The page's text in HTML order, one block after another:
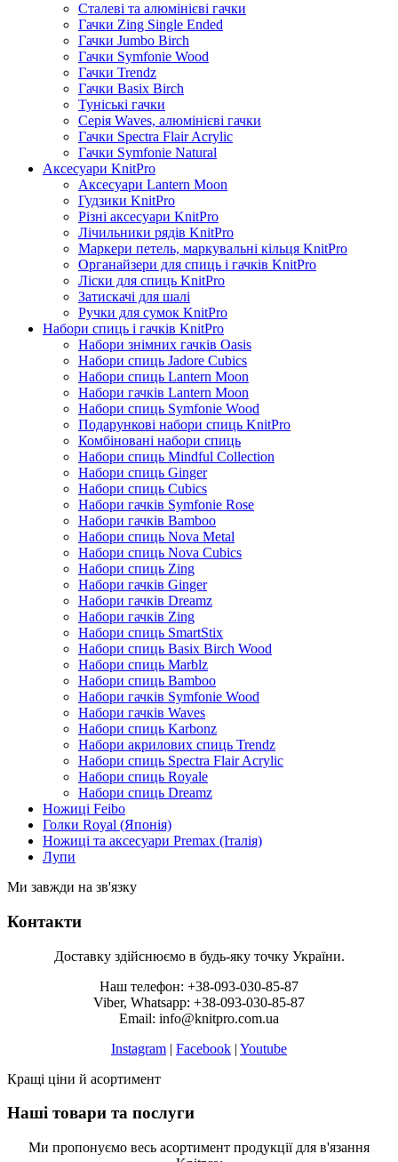
Сталеві та алюмінієві гачки
Гачки Zing Single Ended
Гачки Jumbo Birch
Гачки Symfonie Wood
Гачки Trendz
Гачки Basix Birch
Туніські гачки
Серія Waves, алюмінієві гачки
Гачки Spectra Flair Acrylic
Гачки Symfonie Natural
Аксесуари KnitPro
Аксесуари Lantern Moon
Гудзики KnitPro
Різні аксесуари KnitPro
Лічильники рядів KnitPro
Маркери петель, маркувальні кільця KnitPro
Органайзери для спиць і гачків KnitPro
Ліски для спиць KnitPro
Затискачі для шалі
Ручки для сумок KnitPro
Набори спиць і гачків KnitPro
Набори знімних гачків Oasis
Набори спиць Jadore Cubics
Набори спиць Lantern Moon
Набори гачків Lantern Moon
Набори спиць Symfonie Wood
Подарункові набори спиць KnitPro
Комбіновані набори спиць
Набори спиць Mindful Collection
Набори спиць Ginger
Набори спиць Cubics
Набори гачків Symfonie Rose
Набори гачків Bamboo
Набори спиць Nova Metal
Набори спиць Nova Cubics
Набори спиць Zing
Набори гачків Ginger
Набори гачків Dreamz
Набори гачків Zing
Набори спиць SmartStix
Набори спиць Basix Birch Wood
Набори спиць Marblz
Набори спиць Bamboo
Набори гачків Symfonie Wood
Набори гачків Waves
Набори спиць Karbonz
Набори акрилових спиць Trendz
Набори спиць Spectra Flair Acrylic
Набори спиць Royale
Набори спиць Dreamz
Ножиці Feibo
Голки Royal (Японія)
Ножиці та аксесуари Premax (Італія)
Лупи
Ми завжди на зв'язку
Контакти
Доставку здійснюємо в будь-яку точку України.
Наш телефон: +38-093-030-85-87
Viber, Whatsapp: +38-093-030-85-87
Email: info@knitpro.com.ua
Instagram | Facebook | Youtube
Кращі ціни й асортимент
Наші товари та послуги
Ми пропонуємо весь асортимент продукції для в'язання